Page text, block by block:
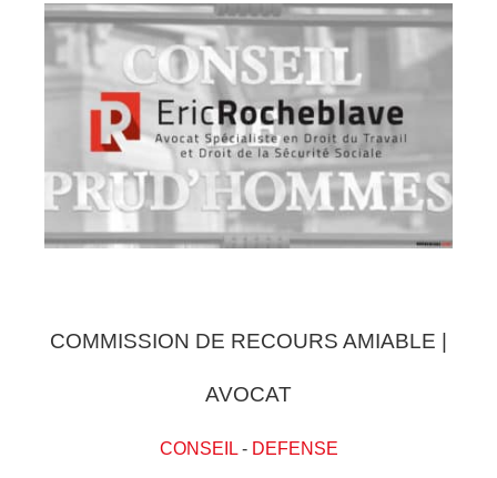
COMMISSION DE RECOURS AMIABLE |
AVOCAT
CONSEIL- DEFENSE